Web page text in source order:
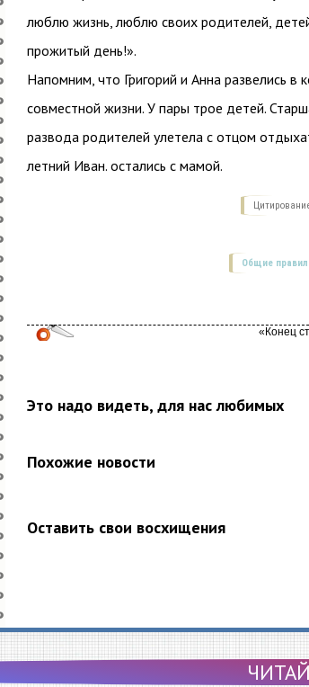
люблю жизнь, люблю своих родителей,
прожитый день!».
Напомним, что Григорий и Анна развелись в
совместной жизни. У пары трое детей.
развода родителей улетела с отцом
летний Иван. остались с мамой.
Общие
Это надо видеть, для нас любимых
Похожие новости
Оставить свои восхищения